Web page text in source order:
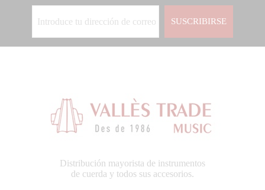
SUSCRIBIRSE
Distribución mayorista de instrumentos
de cuerda y todos sus accesorios.